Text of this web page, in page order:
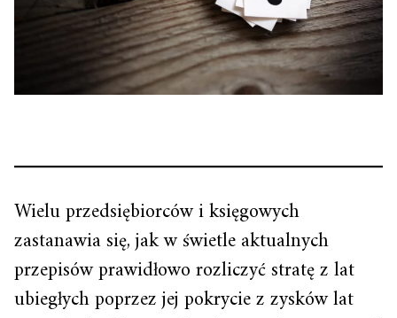
Wielu przedsiębiorców i księgowych
zastanawia się, jak w świetle aktualnych
przepisów prawidłowo rozliczyć stratę z lat
ubiegłych poprzez jej pokrycie z zysków lat